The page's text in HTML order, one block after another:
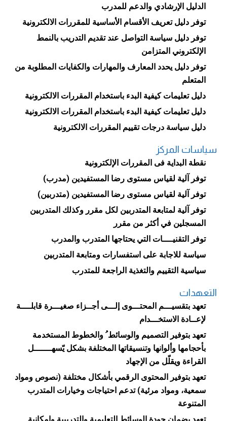
الدليل الإرشادي والدعم للمدرب
توفر دليل تعريف الأقسام الأساسية للمقررات الالكترونية
توفر دليل سياسة التواصل عند تقديم التدريب بالنمط
الإلكتروني المتزامن
توفر دليل يحدد المعارف والمهارات والكفايات المطلوبة من
المتعلم
دليل تعليمات كيفية البدء باستخدام المقررات الالكترونية
دليل تعليمات كيفية البدء باستخدام المقررات الالكترونية
دليل سياسة درجات تقييم المقررات الالكترونية
سياسات المركز
نقطة البداية فى المقررات الإلكترونية
توفر آلية لقياس مستوى رضا المستفيدين (مدرب)
توفر آلية لقياس مستوى رضا المستفيدين (متدربين)
توفر آلية لمتابعة المتدربين لكل مقرر وكذلك المتدربين
المسجلين في أكثر من مقرر
توفر التقنيــــات التي يحتاجها المتدرب والمدرب
سياسة للاجابة على استفسارات ومتابعة المتدربين
سياسية التقييم والتغذية الراجعة للمتدرب
التعهدات
تعهد بتقسيـــم المحتـــوى إلـــى أجــزاء صغيـــرة قابلــــة
لإعــادة الاستخـــدام
تعهد بتوفير التصميم والوسائط ُ والخطوط المستخدمة
بأحجامها وألوانها وتنسيقاتها المختلفة بشكل يّسهـــــــل
القراءة ويقلّل من الإجهاد
تعهد بتوفير المحتوى الرقمي بأشكال مختلفة (نصوص ومواد
سمعية، ومواد مرئية) تدعم احتياجات وخيارات المتدرب
المتنوعة
تعهد بضمان جودة الوسائط التعليمية والتدريبية وإمكانية